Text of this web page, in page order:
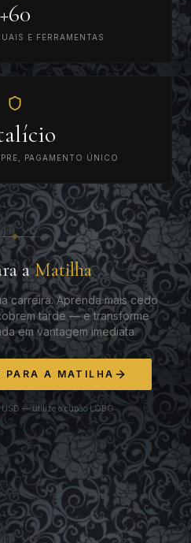
+60
E FERRAMENTAS
PAGAMENTO ÚNICO
aMatilha
carreira. Aprenda mais cedo
tarde — e transforme
em vantagem imediata.
PARA A MATILHA
USD — utilize o cupão LOBO